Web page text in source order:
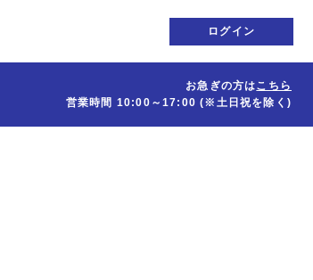
ログイン
お急ぎの方はこちら
営業時間 10:00～17:00(※土日祝を除く)